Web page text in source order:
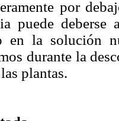
por
puede
en la solución
durante la
plantas.